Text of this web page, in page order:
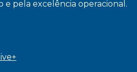
e pela excelência operacional.